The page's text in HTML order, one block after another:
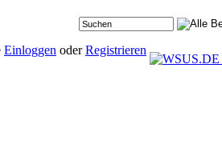
Einloggen oderRegistrieren